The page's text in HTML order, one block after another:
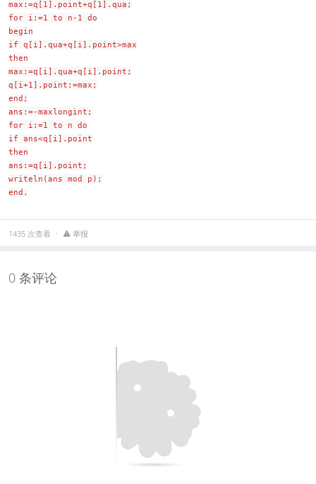
max:=q[1].point+q[1].qua;
for i:=1 to n-1 do
begin
if q[i].qua+q[i].point>max
then
max:=q[i].qua+q[i].point;
q[i+1].point:=max;
end;
ans:=-maxlongint;
for i:=1 to n do
if ans<q[i].point
then
ans:=q[i].point;
writeln(ans mod p);
end.
1435 次查看 举报
0 条评论